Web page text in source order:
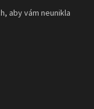
aby vám neunikla